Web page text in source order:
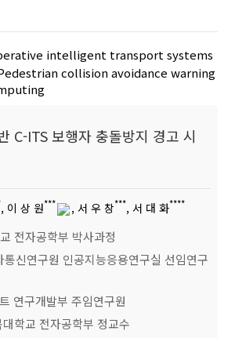
intelligent transport systems
collision avoidance warning
C-ITS 보행자 충돌방지 경고 시
, 이 상 원*** , 서 우 창***, 서 대 화****
전자공학부 박사과정
신연구원 인공지능응용연구실 선임연구
연구개발부 주임연구원
학교 전자공학부 정교수